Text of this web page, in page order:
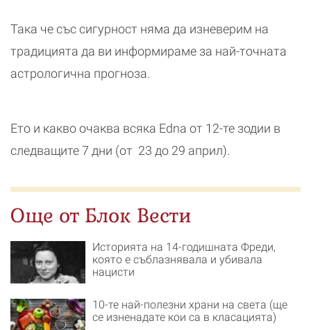
Така че със сигурност няма да изневерим на
традицията да ви информираме за най-точната
астрологична прогноза.
Ето и какво очаква всяка Edna от 12-те зодии в
следващите 7 дни (от 23 до 29 април).
Още от Блок Вести
Историята на 14-годишната Фреди,
която е съблазнявала и убивала
нацисти
10-те най-полезни храни на света (ще
се изненадате кои са в класацията)